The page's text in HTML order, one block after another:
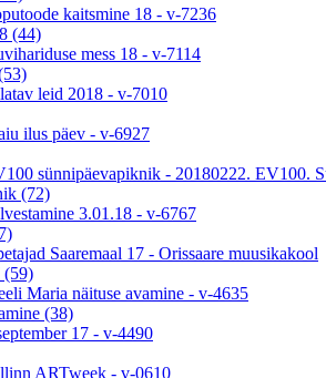
(44)
(72)
(59)
(38)